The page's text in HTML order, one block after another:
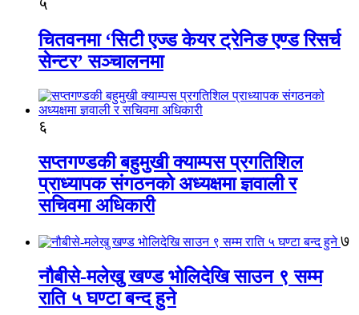
५
चितवनमा ‘सिटी एज्ड केयर ट्रेनिङ एण्ड रिसर्च
सेन्टर’ सञ्चालनमा
६
सप्तगण्डकी बहुमुखी क्याम्पस प्रगतिशिल
प्राध्यापक संगठनको अध्यक्षमा ज्ञवाली र
सचिवमा अधिकारी
७
नौबीसे-मलेखु खण्ड भोलिदेखि साउन ९ सम्म
राति ५ घण्टा बन्द हुने